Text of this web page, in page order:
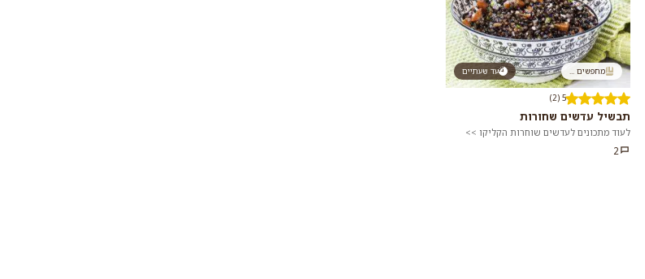
עד שעתיים מחפשים ...
5 (2)
תבשיל עדשים שחורות
לעוד מתכונים לעדשים שוחרות הקליקו >>
2